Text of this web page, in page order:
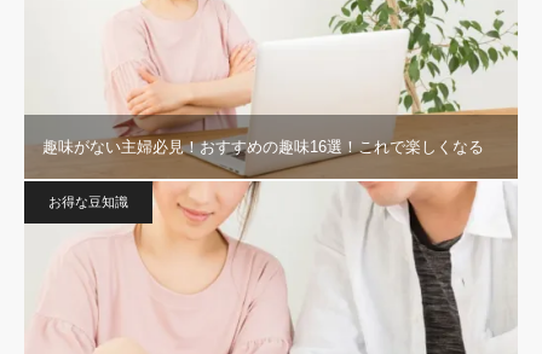
趣味がない主婦必見！おすすめの趣味16選！これで楽しくなる
お得な豆知識